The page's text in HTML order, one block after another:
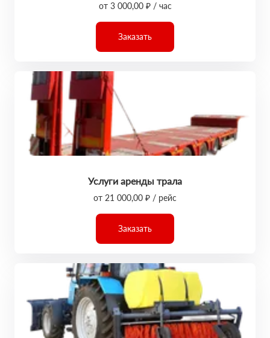
от 3 000,00 ₽ / час
Заказать
Услуги аренды трала
от 21 000,00 ₽ / рейс
Заказать